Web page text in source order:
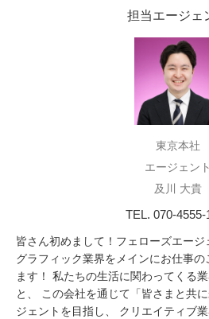
担当エージェ
東京本社
エージェント
及川 大貴
TEL. 070-4555-
皆さん初めまして！フェローズエージ
グラフィック業界をメインにお仕事
ます！ 私たちの生活に関わってくる
と、 この会社を通じて「皆さまと共
ジェントを目指し、 クリエイティブ